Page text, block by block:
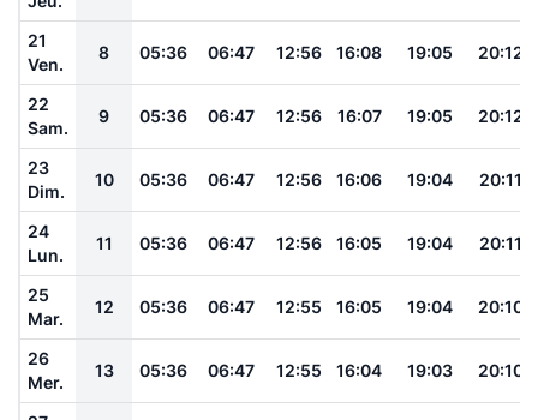
21
Ven.
8 05:36 06:47 12:56 16:08 19:05 20:12
22
Sam.
9 05:36 06:47 12:56 16:07 19:05 20:12
23
Dim.
10 05:36 06:47 12:56 16:06 19:04 20:11
24
Lun.
11 05:36 06:47 12:56 16:05 19:04 20:11
25
Mar.
12 05:36 06:47 12:55 16:05 19:04 20:10
26
Mer.
13 05:36 06:47 12:55 16:04 19:03 20:10